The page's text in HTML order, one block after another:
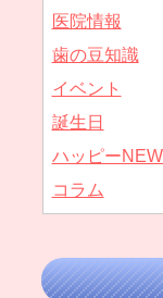
医院情報
歯の豆知識
イベント
誕生日
ハッピー
コラム